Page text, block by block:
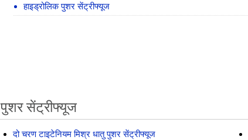
हाइड्रोलिक पुशर सेंट्रीफ्यूज
पुशर सेंट्रीफ्यूज
दो चरण टाइटेनियम मिश्र धातु पुशर सेंट्रीफ्यूज